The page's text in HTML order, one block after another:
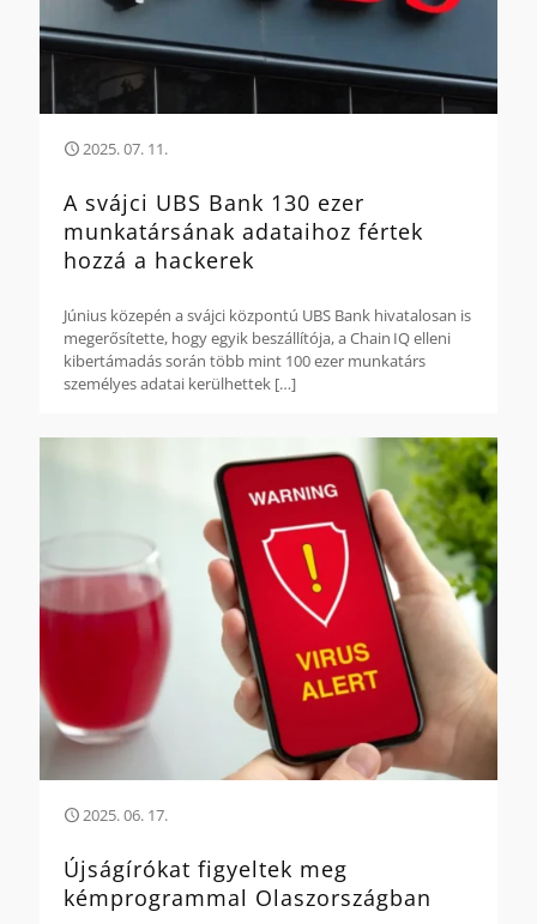
2025. 07. 11.
A svájci UBS Bank 130 ezer
munkatársának adataihoz fértek
hozzá a hackerek
Június közepén a svájci központú UBS Bank hivatalosan is
megerősítette, hogy egyik beszállítója, a Chain IQ elleni
kibertámadás során több mint 100 ezer munkatárs
személyes adatai kerülhettek […]
2025. 06. 17.
Újságírókat figyeltek meg
kémprogrammal Olaszországban